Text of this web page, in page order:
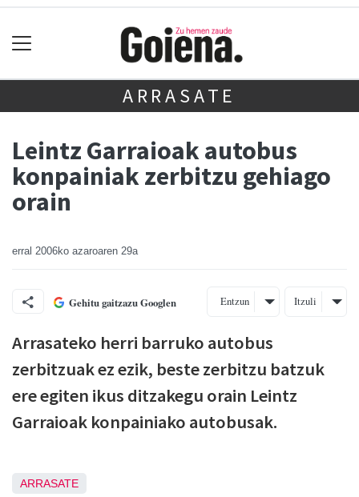
ARRASATE
Leintz Garraioak autobus
konpainiak zerbitzu gehiago
orain
erral 2006ko azaroaren 29a
Gehitu gaitzazu Googlen Entzun Itzuli
Arrasateko herri barruko autobus
zerbitzuak ez ezik, beste zerbitzu batzuk
ere egiten ikus ditzakegu orain Leintz
Garraioak konpainiako autobusak.
ARRASATE